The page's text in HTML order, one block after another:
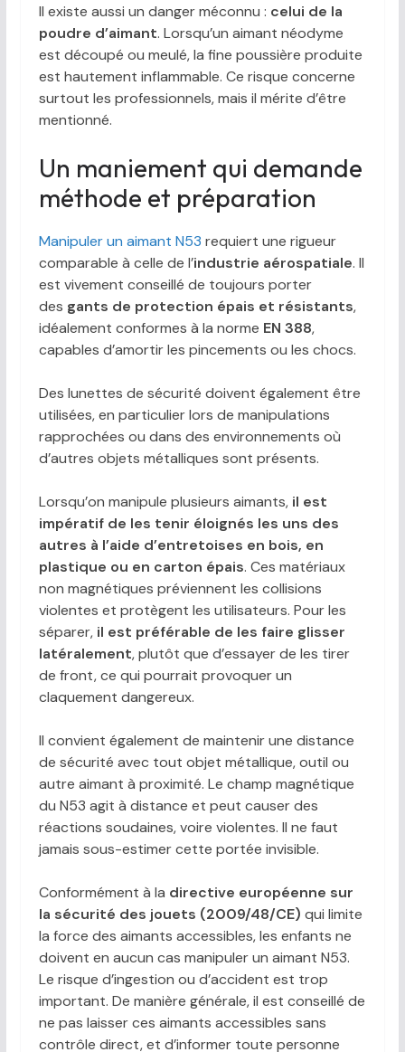
Il existe aussi un danger méconnu : celui de la
poudre d’aimant. Lorsqu’un aimant néodyme
est découpé ou meulé, la fine poussière produite
est hautement inflammable. Ce risque concerne
surtout les professionnels, mais il mérite d’être
mentionné.
Un maniement qui demande
méthode et préparation
Manipuler un aimant N53 requiert une rigueur
comparable à celle de l’industrie aérospatiale. Il
est vivement conseillé de toujours porter
des gants de protection épais et résistants,
idéalement conformes à la norme EN 388,
capables d’amortir les pincements ou les chocs.
Des lunettes de sécurité doivent également être
utilisées, en particulier lors de manipulations
rapprochées ou dans des environnements où
d’autres objets métalliques sont présents.
Lorsqu’on manipule plusieurs aimants, il est
impératif de les tenir éloignés les uns des
autres à l’aide d’entretoises en bois, en
plastique ou en carton épais. Ces matériaux
non magnétiques préviennent les collisions
violentes et protègent les utilisateurs. Pour les
séparer, il est préférable de les faire glisser
latéralement, plutôt que d’essayer de les tirer
de front, ce qui pourrait provoquer un
claquement dangereux.
Il convient également de maintenir une distance
de sécurité avec tout objet métallique, outil ou
autre aimant à proximité. Le champ magnétique
du N53 agit à distance et peut causer des
réactions soudaines, voire violentes. Il ne faut
jamais sous-estimer cette portée invisible.
Conformément à la directive européenne sur
la sécurité des jouets (2009/48/CE) qui limite
la force des aimants accessibles, les enfants ne
doivent en aucun cas manipuler un aimant N53.
Le risque d’ingestion ou d’accident est trop
important. De manière générale, il est conseillé de
ne pas laisser ces aimants accessibles sans
contrôle direct, et d’informer toute personne